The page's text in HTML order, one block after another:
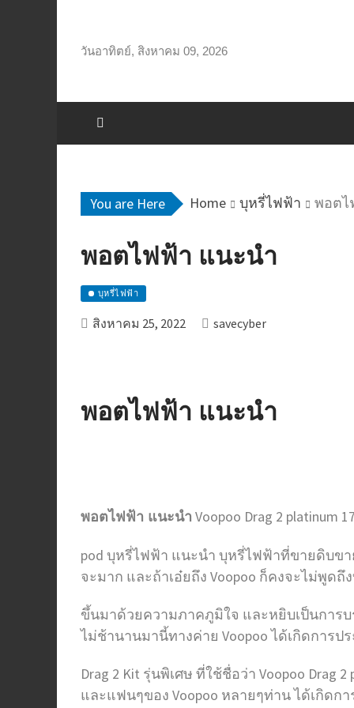
content
วันอาทิตย์, สิงหาคม 09, 2026
You are Here Home บุหรี่ไฟฟ้า พอตไ
พอตไฟฟ้า แนะนํา
บุหรี่ไฟฟ้า
สิงหาคม 25, 2022 savecyber
พอตไฟฟ้า แนะนํา
พอตไฟฟ้า แนะนํา Voopoo Drag 2 platinum
pod บุหรี่ไฟฟ้า แนะนํา บุหรี่ไฟฟ้าที่ขายดิบข
จะมาก และถ้าเอ๋ยถึง Voopoo ก็คงจะไม่พูด
ขึ้นมาด้วยความภาคภูมิใจ และหยิบเป็นการ
ไม่ช้านานมานี้ทางค่าย Voopoo ได้เกิดการป
Drag 2 Kit รุ่นพิเศษ ที่ใช้ชื่อว่า Voopoo Drag
และแฟนๆของ Voopoo หลายๆท่าน ได้เกิด